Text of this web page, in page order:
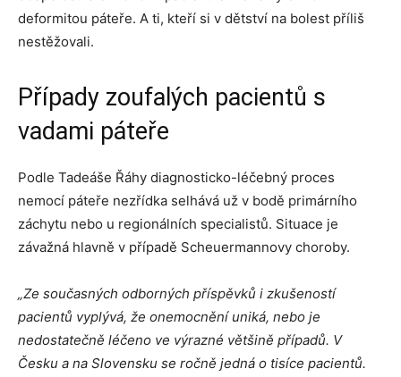
deformitou páteře. A ti, kteří si v dětství na bolest příliš
nestěžovali.
Případy zoufalých pacientů s
vadami páteře
Podle Tadeáše Řáhy diagnosticko-léčebný proces
nemocí páteře nezřídka selhává už v bodě primárního
záchytu nebo u regionálních specialistů. Situace je
závažná hlavně v případě Scheuermannovy choroby.
„Ze současných odborných příspěvků i zkušeností
pacientů vyplývá, že onemocnění uniká, nebo je
nedostatečně léčeno ve výrazné většině případů. V
Česku a na Slovensku se ročně jedná o tisíce pacientů.